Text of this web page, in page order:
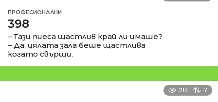
ПРОФЕСИОНАЛНИ
398
– Тази пиеса щастлив край ли имаше?
– Да, цялата зала беше щастлива
когато свърши.
214 7